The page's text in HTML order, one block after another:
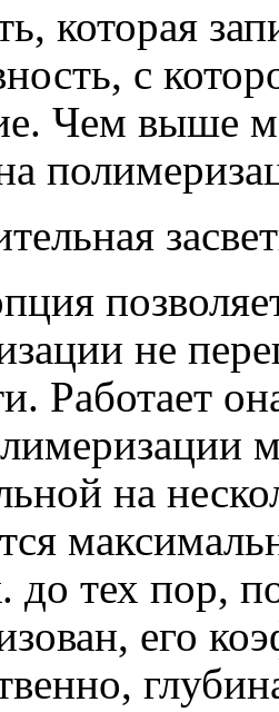
которая
с
Чем выше
не
Работает
на
до тех пор,
его